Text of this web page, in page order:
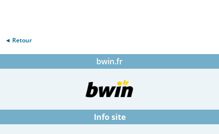
◄ Retour
bwin.fr
Info site